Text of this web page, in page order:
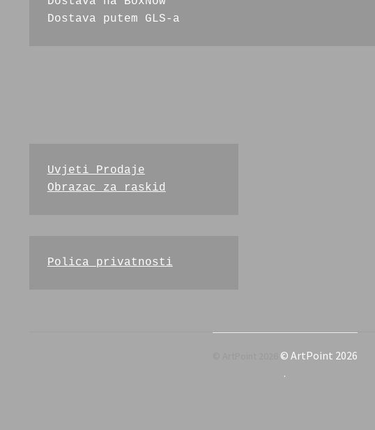
Dostava putem GLS-a
Uvjeti Prodaje
Obrazac za raskid
Polica privatnosti
© ArtPoint 2026
.